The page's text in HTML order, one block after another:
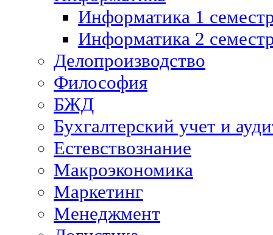
Информатика 1
Информатика 2
Делопроизводство
Философия
БЖД
Бухгалтерский учет и
Естевствознание
Макроэкономика
Маркетинг
Менеджмент